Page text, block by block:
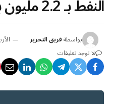
النفط بـ 2.2 مليون برميل يومياً
بواسطةفريق التحرير
الأربعاء
لا توجد تعليقات